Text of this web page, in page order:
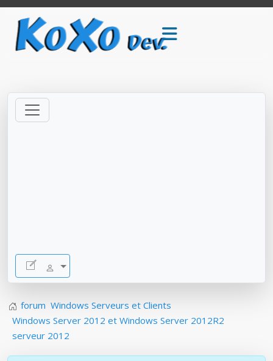
forum Windows Serveurs et Clients
Windows Server 2012 et Windows Server 2012R2
serveur 2012